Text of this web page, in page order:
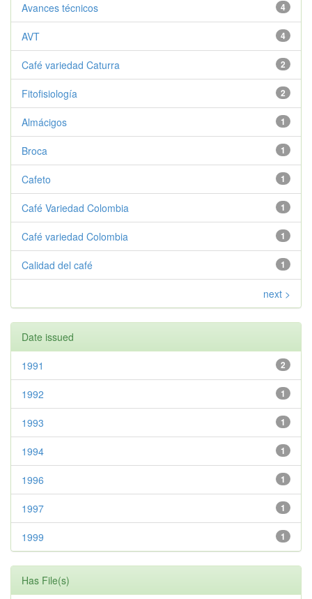
4
Avances técnicos
4
AVT
2
Café variedad Caturra
2
Fitofisiología
1
Almácigos
1
Broca
1
Cafeto
1
Café Variedad Colombia
1
Café variedad Colombia
1
Calidad del café
next >
Date issued
2
1991
1
1992
1
1993
1
1994
1
1996
1
1997
1
1999
Has File(s)